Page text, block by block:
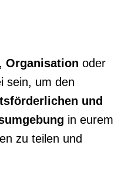
, Organisation oder
sein, um den
und
in eurem
zu teilen und